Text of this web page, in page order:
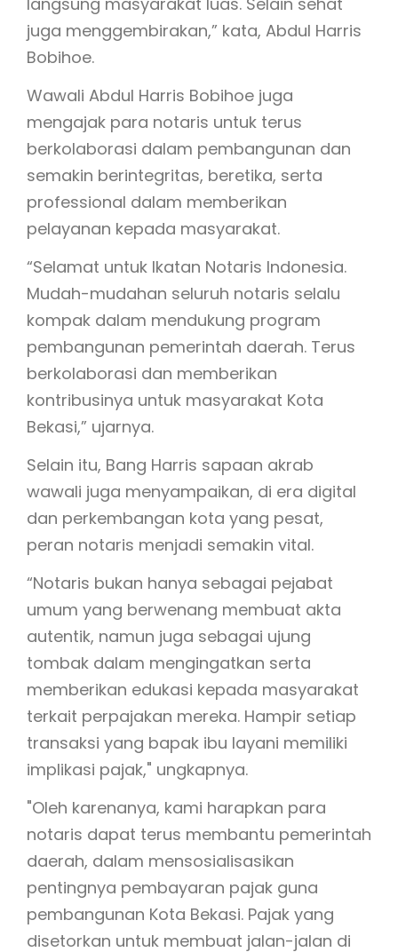
juga menggembirakan,” kata, Abdul Harris
Bobihoe.
Wawali Abdul Harris Bobihoe juga
mengajak para notaris untuk terus
berkolaborasi dalam pembangunan dan
semakin berintegritas, beretika, serta
professional dalam memberikan
pelayanan kepada masyarakat.
“Selamat untuk Ikatan Notaris Indonesia.
Mudah-mudahan seluruh notaris selalu
kompak dalam mendukung program
pembangunan pemerintah daerah. Terus
berkolaborasi dan memberikan
kontribusinya untuk masyarakat Kota
Bekasi,” ujarnya.
Selain itu, Bang Harris sapaan akrab
wawali juga menyampaikan, di era digital
dan perkembangan kota yang pesat,
peran notaris menjadi semakin vital.
“Notaris bukan hanya sebagai pejabat
umum yang berwenang membuat akta
autentik, namun juga sebagai ujung
tombak dalam mengingatkan serta
memberikan edukasi kepada masyarakat
terkait perpajakan mereka. Hampir setiap
transaksi yang bapak ibu layani memiliki
implikasi pajak," ungkapnya.
"Oleh karenanya, kami harapkan para
notaris dapat terus membantu pemerintah
daerah, dalam mensosialisasikan
pentingnya pembayaran pajak guna
pembangunan Kota Bekasi. Pajak yang
disetorkan untuk membuat jalan-jalan di